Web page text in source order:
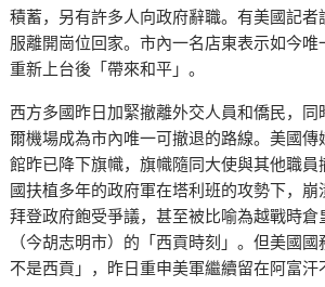
積蓄，另有許多人向政府辭職。有美國記
服離開崗位回家。市內一名店東表示如今
重新上台後「帶來和平」。
西方多國昨日加緊撤離外交人員和僑民，同
爾機場成為市內唯一可撤退的路線。美國
館昨已降下旗幟，旗幟隨同大使與其他職
國扶植多年的政府軍在塔利班的攻勢下，
拜登政府飽受爭議，甚至被比喻為越戰時倉
（今胡志明市）的「西貢時刻」。但美國
不是西貢」，昨日重申美軍繼續留在阿富汗